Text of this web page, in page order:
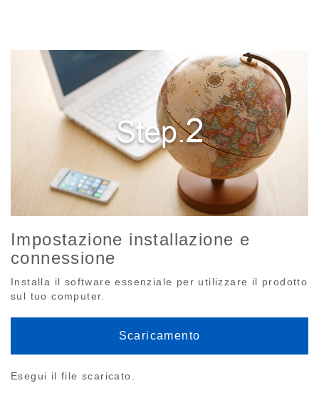
Impostazione installazione e
connessione
Installa il software essenziale per utilizzare il prodotto
sul tuo computer.
Scaricamento
Esegui il file scaricato.